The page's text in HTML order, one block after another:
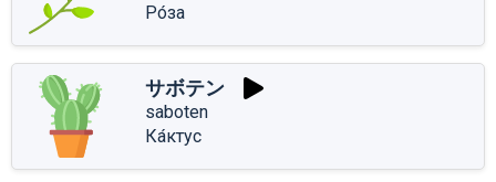
Ро́за
サボテン
saboten
Ка́ктус